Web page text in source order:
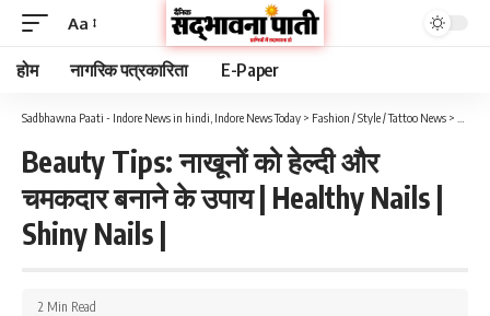
Aa
होम नागरिक पत्रकारिता E-Paper
Sadbhawna Paati - Indore News in hindi, Indore News Today > Fashion / Style / Tattoo News >
Beauty Tips: नाखूनों को हेल्दी और
चमकदार बनाने के उपाय | Healthy Nails |
Shiny Nails |
2 Min Read